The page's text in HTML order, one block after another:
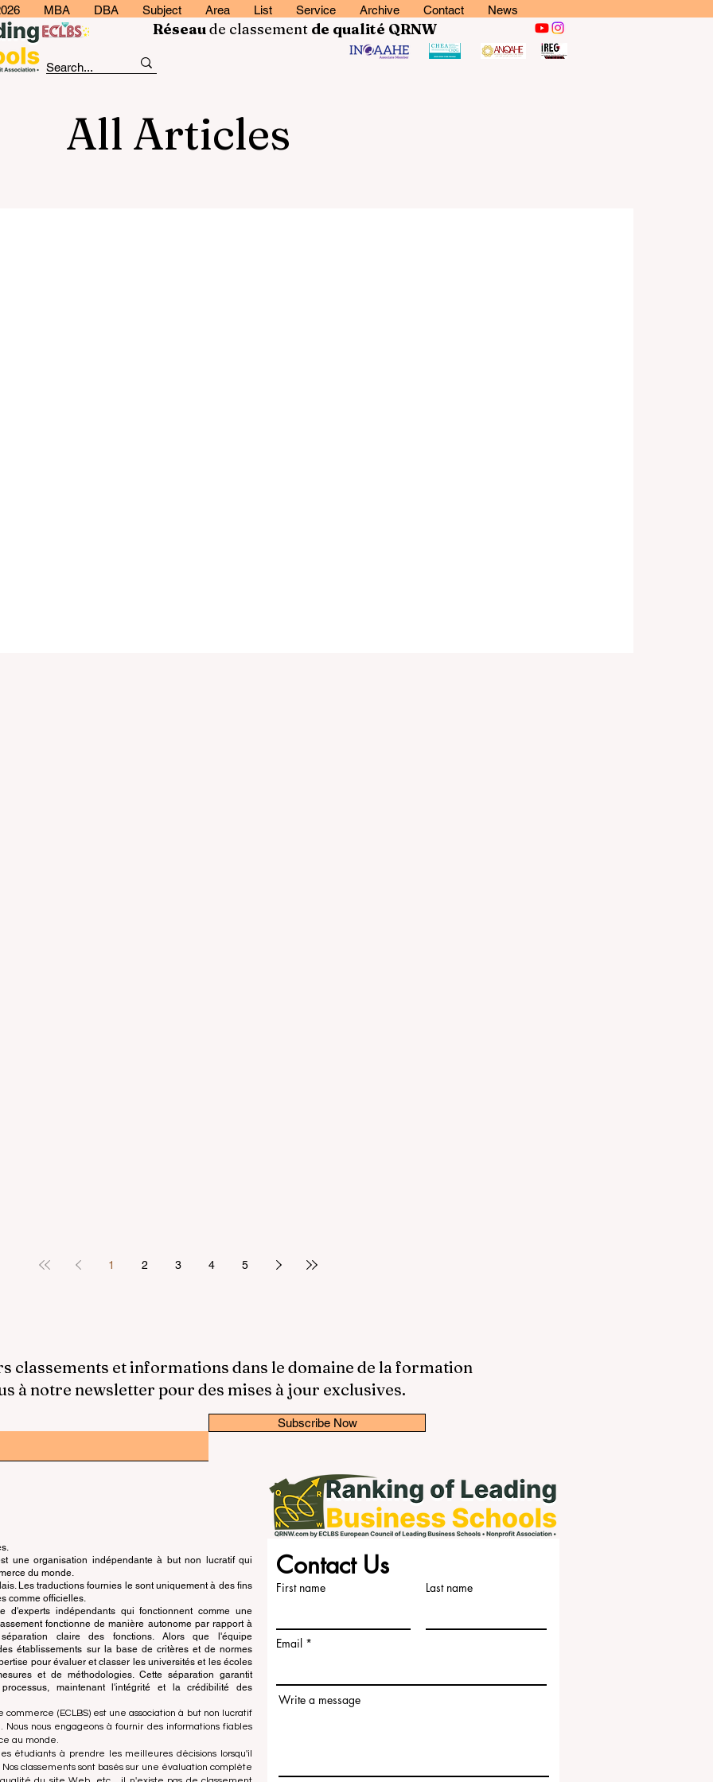
MBA DBA Subject Area List Service Archive Contact News
Réseaude classement de qualité QRNW
All Articles
1 2 3 4 5
classements et informations dans le domaine de la formation
à notre newsletter pour des mises à jour exclusives.
Subscribe Now
une organisation indépendante à but non lucratif qui
du monde.
Les traductions fournies le sont uniquement à des fins
comme officielles.
d'experts indépendants qui fonctionnent comme une
fonctionne de manière autonome par rapport à
claire des fonctions. Alors que l'équipe
établissements sur la base de critères et de normes
pour évaluer et classer les universités et les écoles
et de méthodologies. Cette séparation garantit
maintenant l'intégrité et la crédibilité des
(ECLBS) est une association à but non lucratif
nous engageons à fournir des informations fiables
au monde.
étudiants à prendre les meilleures décisions lorsqu'il
classements sont basés sur une évaluation complète
Contact Us
First name Last name
Email
Write a message